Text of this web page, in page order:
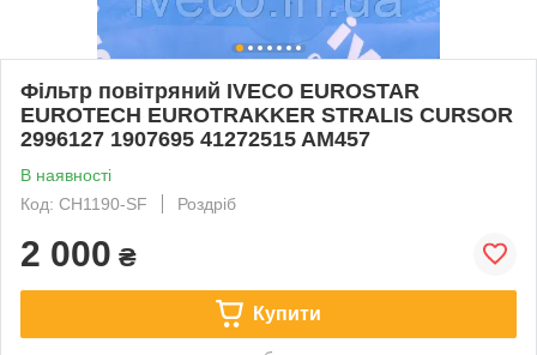
Фільтр повітряний IVECO EUROSTAR
EUROTECH EUROTRAKKER STRALIS CURSOR
2996127 1907695 41272515 AM457
В наявності
Код: CH1190-SF
Роздріб
2 000 ₴
Купити